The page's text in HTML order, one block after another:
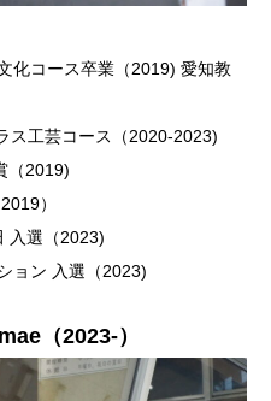
化コース卒業（2019) 愛知教
工芸コース（2020-2023)
（2019)
）
入選（2023)
ョン 入選（2023)
（2023-）